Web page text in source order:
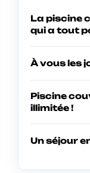
La piscine
qui a tout
À vous les
Piscine
illimitée !
Un séjour